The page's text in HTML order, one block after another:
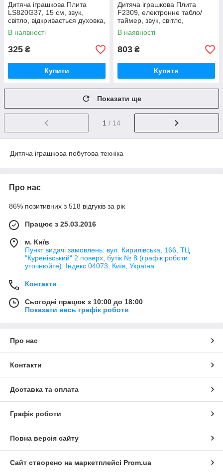
Дитяча іграшкова Плита
LS820G37, 15 см, звук,
світло, відкривається духовка,
посуд
В наявності
325 ₴
Купити
Дитяча іграшкова Плита
F2309, електронне табло/
таймер, звук, світло,
тріскачка, посуд
В наявності
803 ₴
Купити
Показати ще
1 / 14
Дитяча іграшкова побутова техніка
Про нас
86% позитивних з 518 відгуків за рік
Працює з 25.03.2016
м. Київ
Пункт видачі замовлень: вул. Кирилівська, 166, ТЦ
"Куренівський" 2 поверх, бутік № 8 (графік роботи
уточнюйте). Індекс 04073, Київ, Україна
Контакти
Сьогодні працює з 10:00 до 18:00
Показати весь графік роботи
Про нас
Контакти
Доставка та оплата
Графік роботи
Повна версія сайту
Сайт створено на маркетплейсі Prom.ua